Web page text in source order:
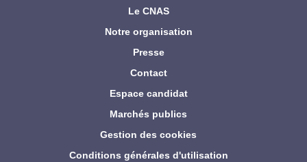
Le CNAS
Notre organisation
Presse
Contact
Espace candidat
Marchés publics
Gestion des cookies
Conditions générales d'utilisation